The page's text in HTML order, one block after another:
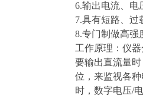
6.输出电流、电
7.具有短路、过
8.专门制做高强
工作原理：仪
要输出直流量
位，来监视各
时，数字电压/